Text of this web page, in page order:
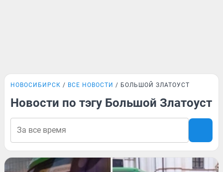
НОВОСИБИРСК ВСЕ НОВОСТИ БОЛЬШОЙ ЗЛАТОУСТ
Новости по тэгу Большой Златоуст